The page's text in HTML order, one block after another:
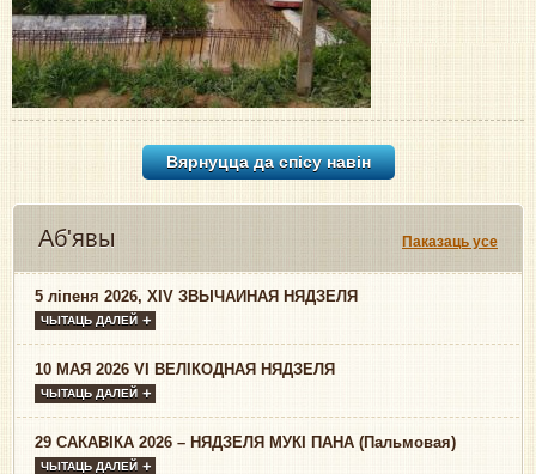
Вярнуцца да спісу навiн
Паказаць усе
Аб'явы
5 ліпеня 2026, XIV ЗВЫЧАЙНАЯ НЯДЗЕЛЯ
ЧЫТАЦЬ ДАЛЕЙ
10 МАЯ 2026 VI ВЕЛІКОДНАЯ НЯДЗЕЛЯ
ЧЫТАЦЬ ДАЛЕЙ
29 САКАВІКА 2026 – НЯДЗЕЛЯ МУКІ ПАНА (Пальмовая)
ЧЫТАЦЬ ДАЛЕЙ